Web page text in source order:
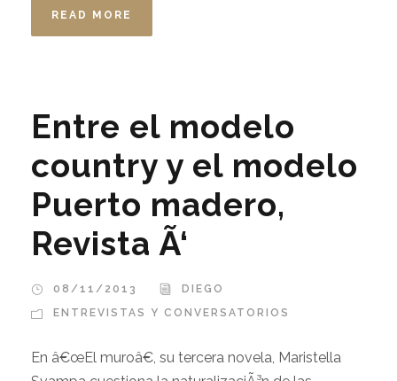
READ MORE
Entre el modelo
country y el modelo
Puerto madero,
Revista Ã‘
08/11/2013
DIEGO
ENTREVISTAS Y CONVERSATORIOS
En â€œEl muroâ€, su tercera novela, Maristella